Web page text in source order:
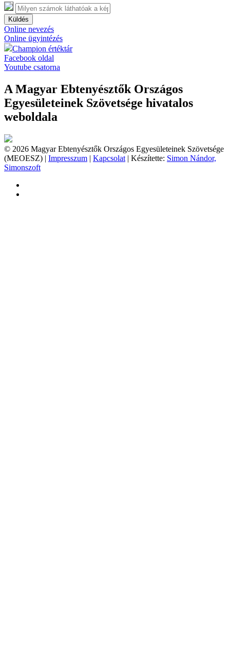
Küldés
Online nevezés
Online ügyintézés
Champion értéktár
Facebook oldal
Youtube csatorna
A Magyar Ebtenyésztők Országos
Egyesületeinek Szövetsége hivatalos
weboldala
© 2026 Magyar Ebtenyésztők Országos Egyesületeinek Szövetsége
(MEOESZ) | Impresszum | Kapcsolat | Készítette: Simon Nándor,
Simonszoft